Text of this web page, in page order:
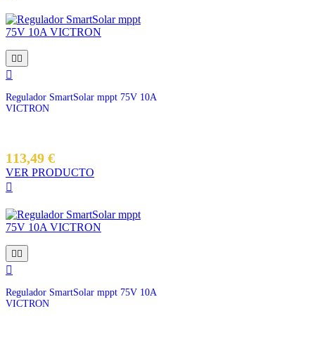


Regulador SmartSolar mppt 75V 10A
VICTRON
113,49 €
VER PRODUCTO



Regulador SmartSolar mppt 75V 10A
VICTRON